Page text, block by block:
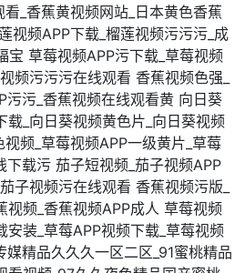
_香蕉黄视频网站_日本黄色香蕉
视频APP下载_榴莲视频污污污_成
宝 草莓视频APP污下载_草莓视频
频污污污在线观看 香蕉视频色强_
污污_香蕉视频在线观看黄 向日葵
载_向日葵视频黄色片_向日葵视频
视频_草莓视频APP一级黄片_草莓
下载污 茄子短视频_茄子视频APP
子视频污在线观看 香蕉视频污版_
视频_香蕉视频APP成人 草莓视频
装_草莓APP视频下载_草莓视频
媒精品久久久一区二区_91蜜桃精品